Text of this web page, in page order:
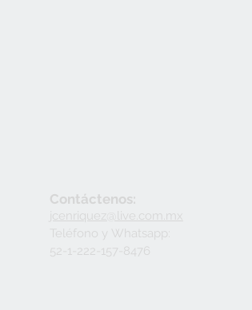
Contáctenos:
jcenriquez@live.com.mx
Teléfono y
Whatsapp:
52-1-222-157-8476